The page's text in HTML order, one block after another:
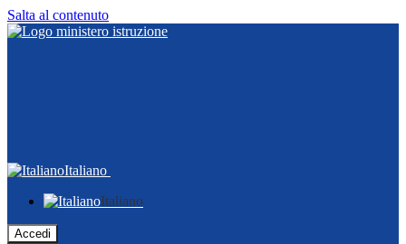
Salta al contenuto
Italiano
Italiano
Accedi